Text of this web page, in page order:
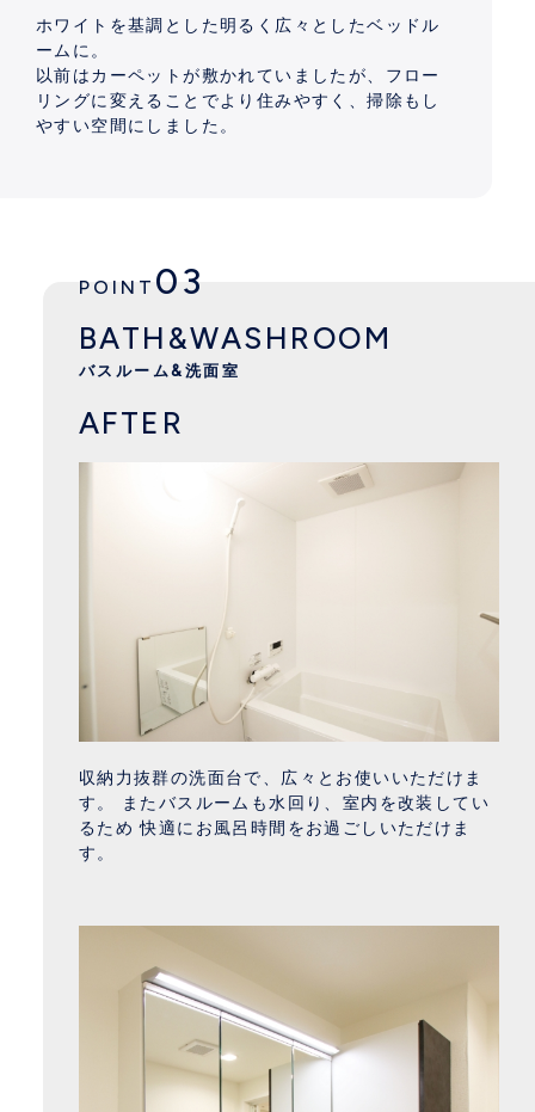
ホワイトを基調とした明るく広々としたベッドル
ームに。
以前はカーペットが敷かれていましたが、フロー
リングに変えることでより住みやすく、掃除もし
やすい空間にしました。
POINT 03
BATH&WASHROOM
バスルーム&洗面室
AFTER
収納力抜群の洗面台で、広々とお使いいただけま
す。 またバスルームも水回り、室内を改装してい
るため 快適にお風呂時間をお過ごしいただけま
す。